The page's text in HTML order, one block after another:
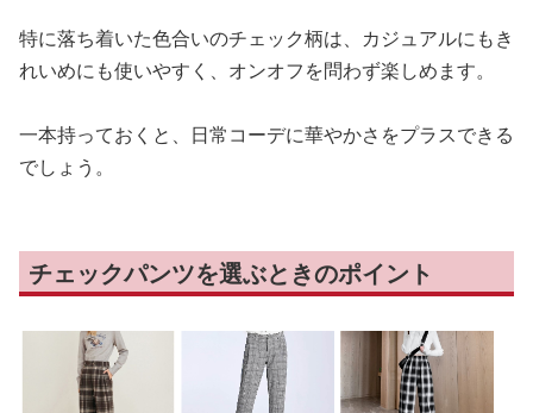
特に落ち着いた色合いのチェック柄は、カジュアルにもき
れいめにも使いやすく、オンオフを問わず楽しめます。
一本持っておくと、日常コーデに華やかさをプラスできる
でしょう。
チェックパンツを選ぶときのポイント